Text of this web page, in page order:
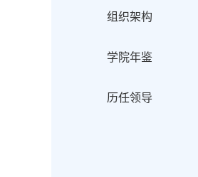
组织架构
学院年鉴
历任领导